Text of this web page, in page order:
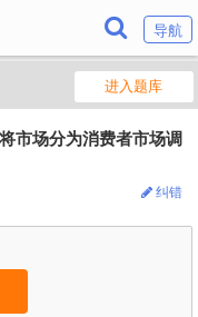
导航
进入题库
市场分为消费者市场调
纠错